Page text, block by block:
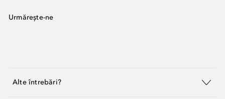
Urmărește-ne
Alte întrebări?